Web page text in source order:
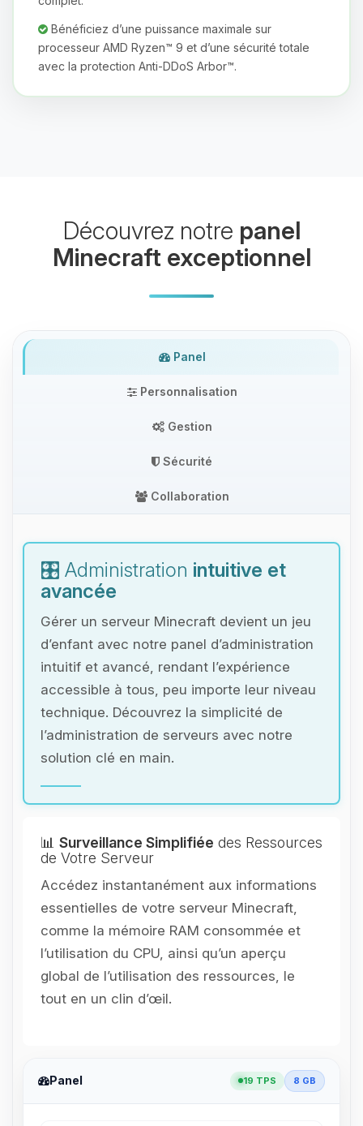
Bénéficiez d’une puissance maximale sur
processeur AMD Ryzen™ 9 et d’une sécurité totale
avec la protection Anti-DDoS Arbor™.
Découvrez notre panel
Minecraft exceptionnel
Panel
Personnalisation
Gestion
Sécurité
Collaboration
🎛️ Administration intuitive et
avancée
Gérer un serveur Minecraft devient un jeu
d’enfant avec notre panel d’administration
intuitif et avancé, rendant l’expérience
accessible à tous, peu importe leur niveau
technique. Découvrez la simplicité de
l’administration de serveurs avec notre
solution clé en main.
📊 Surveillance Simplifiée des Ressources
de Votre Serveur
Accédez instantanément aux informations
essentielles de votre serveur Minecraft,
comme la mémoire RAM consommée et
l’utilisation du CPU, ainsi qu’un aperçu
global de l’utilisation des ressources, le
tout en un clin d’œil.
Panel 19 TPS 8 GB